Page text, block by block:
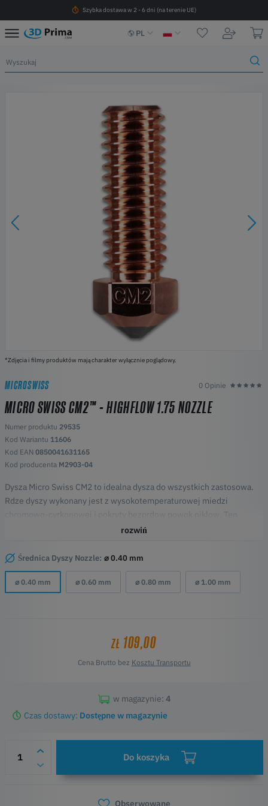
Szybka dostawa w 2 - 6 dni (na terenie UE)
PL
*Zdjęcia i filmy produktów mają charakter wyłącznie poglądowy.
MICROSWISS 0 Opinie
MICRO SWISS CM2™ - HIGHFLOW 1.75 NOZZLE
Numer produktu 29535
Kod Wariantu 11606
Kod EAN 0850041631165
Kod producenta M2903-04
Dysza Micro Swiss CM2 to idealna dysza do wszystkich zastosowa.
Rdze dyszy wykonany jest z wysokotemperaturowej miedzi
chromowo-cyrkonowej i pokryty bezprdow powok niklow. Ten
specjalny stop zachowuje swoj wytrzymao w znacznie wyszych
dyszy wykonana jest z hartowanej stali szybkotncej M2 i pokryta
specjaln nieprzywierajc nanopowok.
rozwiń
Średnica Dyszy Nozzle: ⌀ 0.40 mm
⌀ 0.40 mm ⌀ 0.60 mm ⌀ 0.80 mm ⌀ 1.00 mm
ZŁ 109,00
Cena Brutto bez Kosztu Transportu
w magazynie: 4
Czas dostawy: Dostępne w magazynie
Do koszyka
Obserwowane